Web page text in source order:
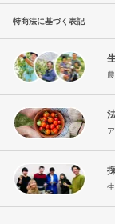
特商法に基づく表記